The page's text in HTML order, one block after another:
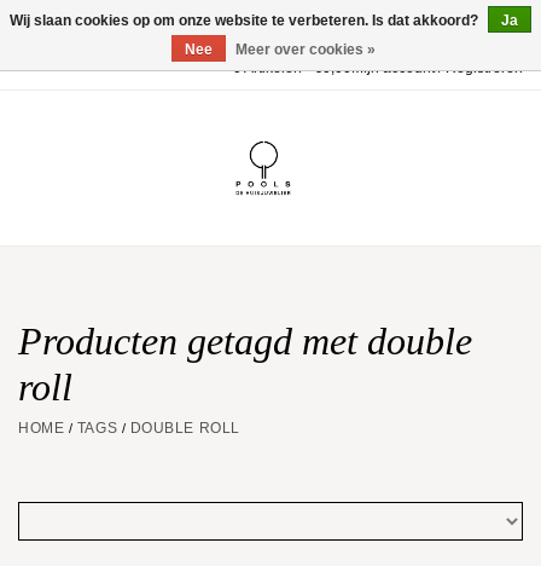
0 Artikelen - €0,00Mijn account / Registreren
Huwelijk
Geschenkbon
Producten getagd met double
roll
HOME / TAGS / DOUBLE ROLL
Wij slaan cookies op om onze website te verbeteren. Is dat akkoord?
Ja
Nee
Meer over cookies »